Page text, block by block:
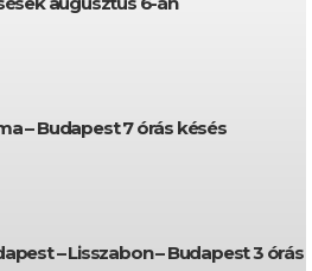
– Budapest 7 órás késés
– Lisszabon – Budapest 3 órás